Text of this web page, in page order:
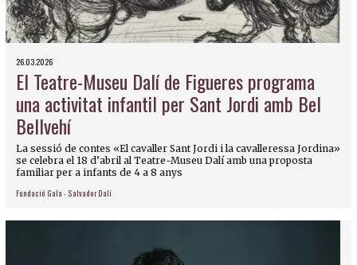
26.03.2026
El Teatre-Museu Dalí de Figueres programa
una activitat infantil per Sant Jordi amb Bel
Bellvehí
La sessió de contes «El cavaller Sant Jordi i la cavalleressa Jordina»
se celebra el 18 d’abril al Teatre-Museu Dalí amb una proposta
familiar per a infants de 4 a 8 anys
Fundació Gala - Salvador Dalí